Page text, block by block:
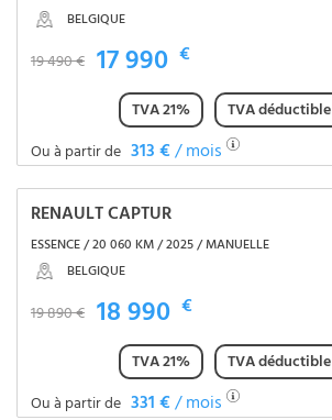
BELGIQUE
19 490 € 17 990 €
TVA 21%
TVA déductible
Ou à partir de 313 €/ mois
RENAULT CAPTUR
ESSENCE / 20 060 KM / 2025 / MANUELLE
BELGIQUE
19 890 € 18 990 €
TVA 21%
TVA déductible
Ou à partir de 331 €/ mois